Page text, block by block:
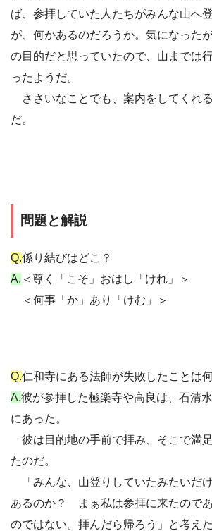
ば、参拝していた人たちがみんな山へ
が、何かあるのだろうか。気になった
の目的だと思っていたので、山までは
ったようだ。
ささいなことでも、案内をしてくれ
だ。
問題と解説
Q.係り結びはどこ？
A. ＜尊く「こそ」おはし「けれ」＞
＜何事「か」あり「けむ」＞
Q.仁和寺にある法師が失敗したことは
A.彼が参拝した極楽寺や高良は、石清
にあった。
彼は目的地の手前で拝み、そこで満
たのだ。
「みんな、山登りしていたみたいだ
あるのか？ まぁ私は参拝に来たので
のではない。拝んだら帰ろう」と考え